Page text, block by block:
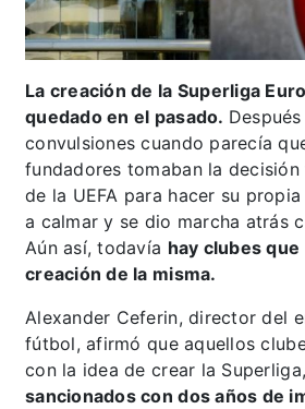
La creación de la Superliga
quedado en el pasado.
convulsiones cuando parecía
fundadores tomaban la
de la UEFA para hacer su
a calmar y se dio marcha atrás
Aún así, todavía hay clubes
creación de la misma.
Alexander Ceferin, director del
fútbol, afirmó que aquellos
con la idea de crear la
sancionados con dos años de